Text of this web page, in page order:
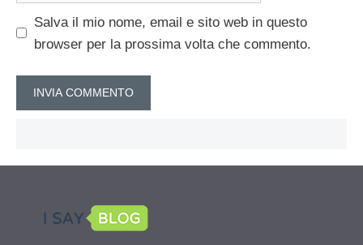
Salva il mio nome, email e sito web in questo
browser per la prossima volta che commento.